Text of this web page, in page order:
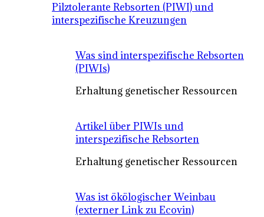
Pilztolerante Rebsorten (PIWI) und
interspezifische Kreuzungen
Was sind interspezifische Rebsorten
(PIWIs)
Erhaltung genetischer Ressourcen
Artikel über PIWIs und
interspezifische Rebsorten
Erhaltung genetischer Ressourcen
Was ist ökölogischer Weinbau
(externer Link zu Ecovin)